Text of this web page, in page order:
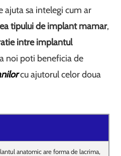
ajuta sa intelegi cum ar
tipului de implant mamar,
intre implantul
noi poti beneficia de
cu ajutorul celor doua
anatomic are forma de lacrima,